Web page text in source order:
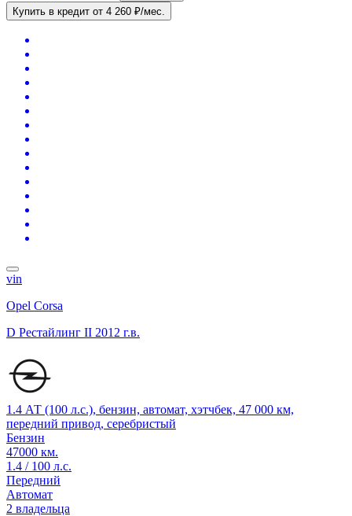
Купить в кредит от 4 260 ₽/мес.
vin
Opel Corsa
D Рестайлинг II 2012 г.в.
1.4 АТ (100 л.с.), бензин, автомат, хэтчбек, 47 000 км,
передний привод, серебристый
Бензин
47000 км.
1.4 / 100 л.с.
Передний
Автомат
2 владельца